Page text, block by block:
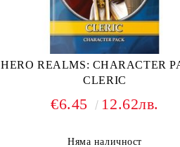
HERO REALMS: CHARACTER
CLERIC
€6.45 12.62лв.
Няма наличност